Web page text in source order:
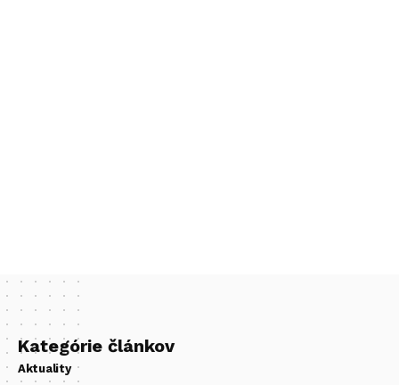
Kategórie článkov
Aktuality